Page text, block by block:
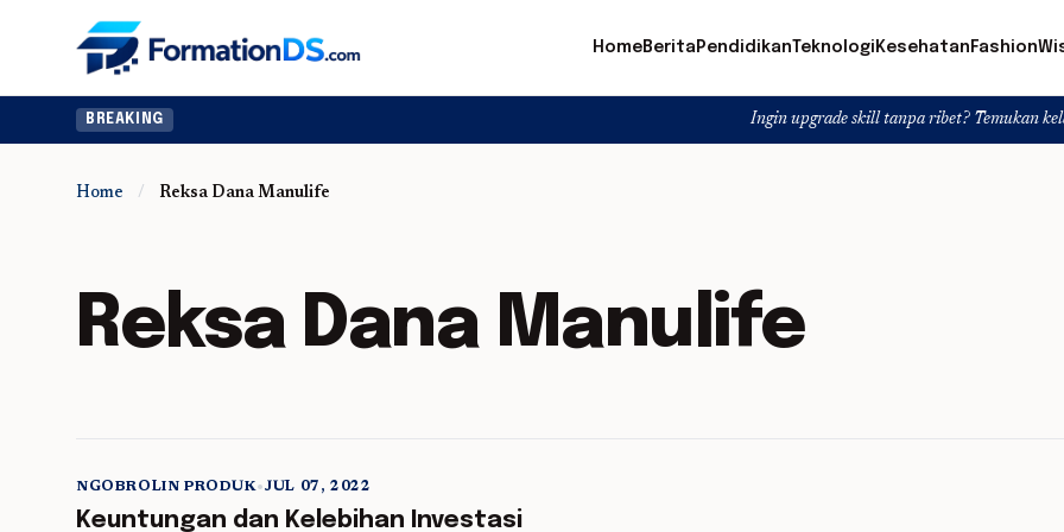
HomeBerita PendidikanTeknologi Kesehatan Fashion
BREAKING Ingin upgrade skill tanpa ribet? Temukan kelas seru
Home / Reksa Dana Manulife
Reksa Dana Manulife
5 min read
NGOBROLIN PRODUK•JUL 07, 2022
Keuntungan dan Kelebihan Investasi